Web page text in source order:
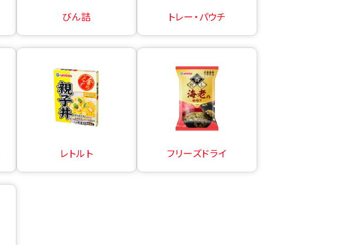
びん詰 トレー・パウチ
レトルト フリーズドライ